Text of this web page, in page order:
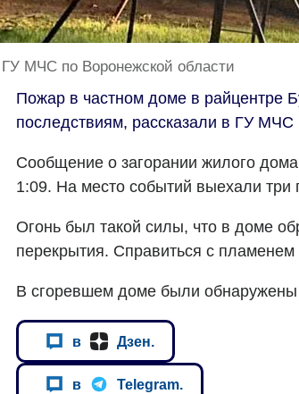
МЧС по Воронежской области
Пожар в частном доме в райцентре
последствиям, рассказали в ГУ МЧС
Сообщение о загорании жилого
1:09. На место событий выехали три
Огонь был такой силы, что в доме
перекрытия. Справиться с пламенем
В сгоревшем доме были
в Дзен.
в Telegram.